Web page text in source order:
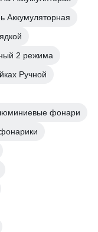
Аккумуляторная
2 режима
Ручной
фонари